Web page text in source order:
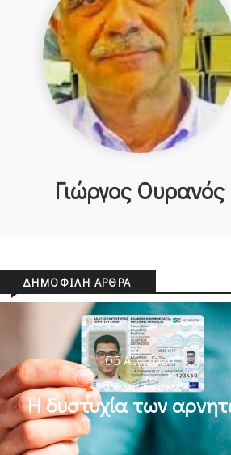
Γιώργος Ουρανός
ΔΗΜΟΦΙΛΉ ΆΡΘΡΑ
05 Αυγ 2026
ΜΙΧΆΛΗΣ ΚΥΡΙΑΚΊΔΗΣ
Η δυστυχία των